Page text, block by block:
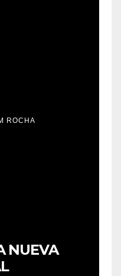
ROCHA
NUEVA